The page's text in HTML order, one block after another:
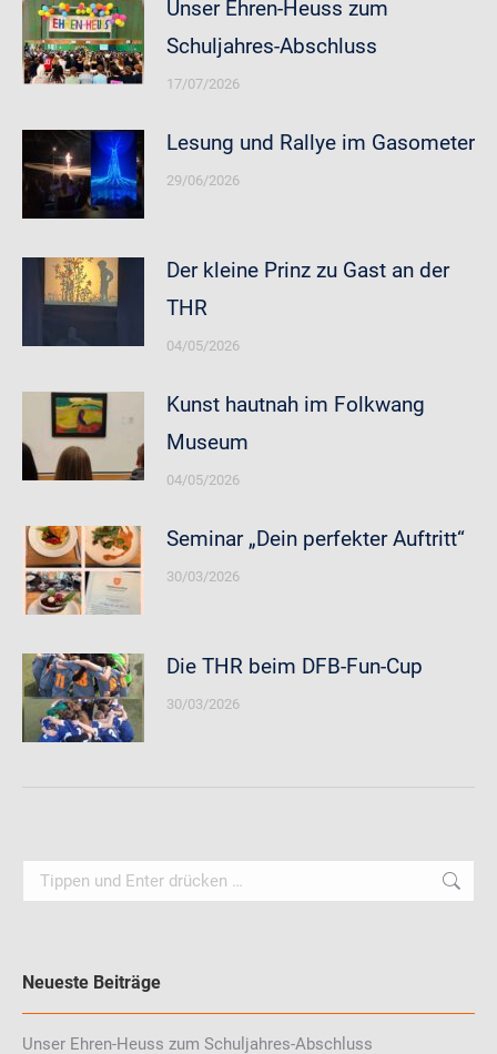
Unser Ehren-Heuss zum
Schuljahres-Abschluss
17/07/2026
Lesung und Rallye im Gasometer
29/06/2026
Der kleine Prinz zu Gast an der
THR
04/05/2026
Kunst hautnah im Folkwang
Museum
04/05/2026
Seminar „Dein perfekter Auftritt“
30/03/2026
Die THR beim DFB-Fun-Cup
30/03/2026
Search:
Neueste Beiträge
Unser Ehren-Heuss zum Schuljahres-Abschluss